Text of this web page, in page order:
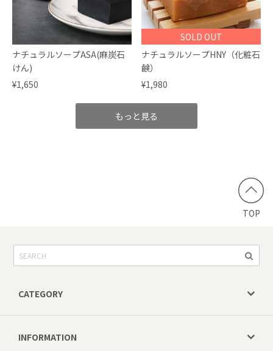
ナチュラルソープASA(麻炭石
けん)
¥1,650
SOLD OUT
ナチュラルソープHNY（化粧石
鹸）
¥1,980
もっと見る
TOP
CATEGORY
INFORMATION